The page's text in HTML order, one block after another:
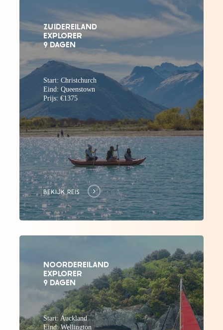
ZUIDEREILAND
EXPLORER
9 DAGEN
Start: Christchurch
Eind: Queenstown
Prijs: €1375
BEKIJK REIS
NOORDEREILAND
EXPLORER
9 DAGEN
Start: Auckland
Eind: Wellington